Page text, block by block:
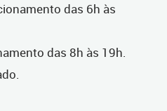
das 6h às
das 8h às 19h.